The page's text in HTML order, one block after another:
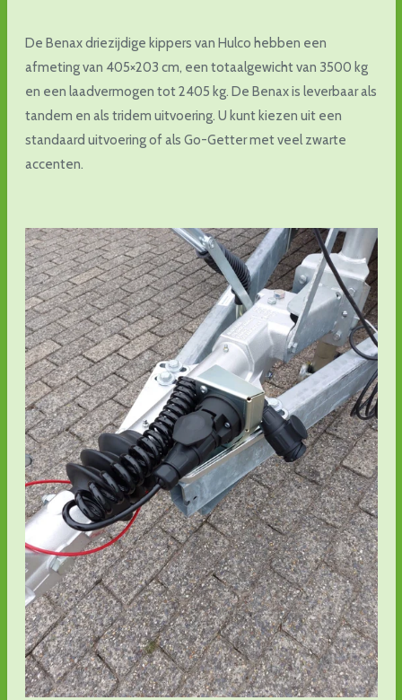
De Benax driezijdige kippers van Hulco hebben een
afmeting van 405×203 cm, een totaalgewicht van 3500 kg
en een laadvermogen tot 2405 kg. De Benax is leverbaar als
tandem en als tridem uitvoering. U kunt kiezen uit een
standaard uitvoering of als Go-Getter met veel zwarte
accenten.